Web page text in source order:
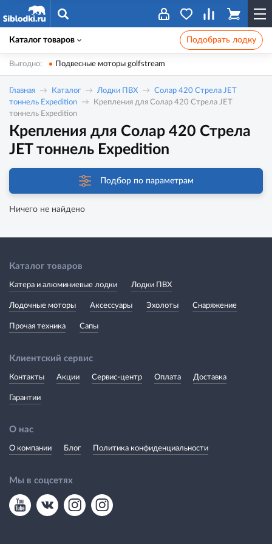
Каталог товаров Подобрать лодку
Выгодно: Подвесные моторы golfstream
Главная Каталог Лодки ПВХ
Солар 420 Стрела JET
тоннель Expedition
Крепления для Солар 420 Стрела JET
тоннель Expedition
Крепления для Солар 420 Стрела
JET тоннель Expedition
Подбор по параметрам
Ничего не найдено
Каталог товаров
Катера и алюминиевые лодки Лодки ПВХ
Лодочные моторы Аксессуары Эхолоты Снаряжение
Прочая техника Сапы
Клиентский сервис
Контакты Акции Сервис-центр Оплата Доставка
Гарантии
О нас
О компании Блог Политика конфиденциальности
Мы в соцсетях